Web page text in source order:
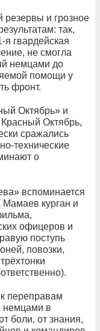
и грозное
так,
гвардейская
не смогла
немцами до
помощи у
фронт.
Октябрь» и
Октябрь,
сражались
технические
о
вспоминается
Мамаев курган и
офицеров и
поступь
повозки,
переправам
немцами в
боли, от знания,